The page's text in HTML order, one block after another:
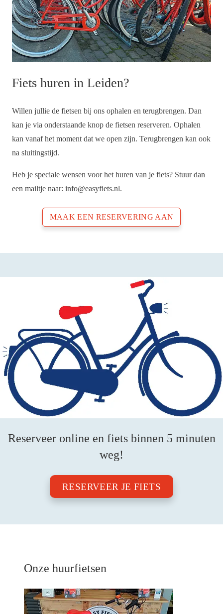
Fiets huren in Leiden?
Willen jullie de fietsen bij ons ophalen en terugbrengen. Dan
kan je via onderstaande knop de fietsen reserveren. Ophalen
kan vanaf het moment dat we open zijn. Terugbrengen kan ook
na sluitingstijd.
Heb je speciale wensen voor het huren van je fiets? Stuur dan
een mailtje naar: info@easyfiets.nl.
MAAK EEN RESERVERING AAN
Reserveer online en fiets binnen 5 minuten
weg!
RESERVEER JE FIETS
Onze huurfietsen